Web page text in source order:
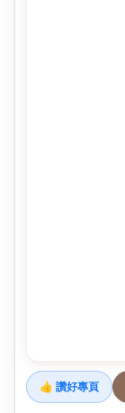
👍 讚好專頁